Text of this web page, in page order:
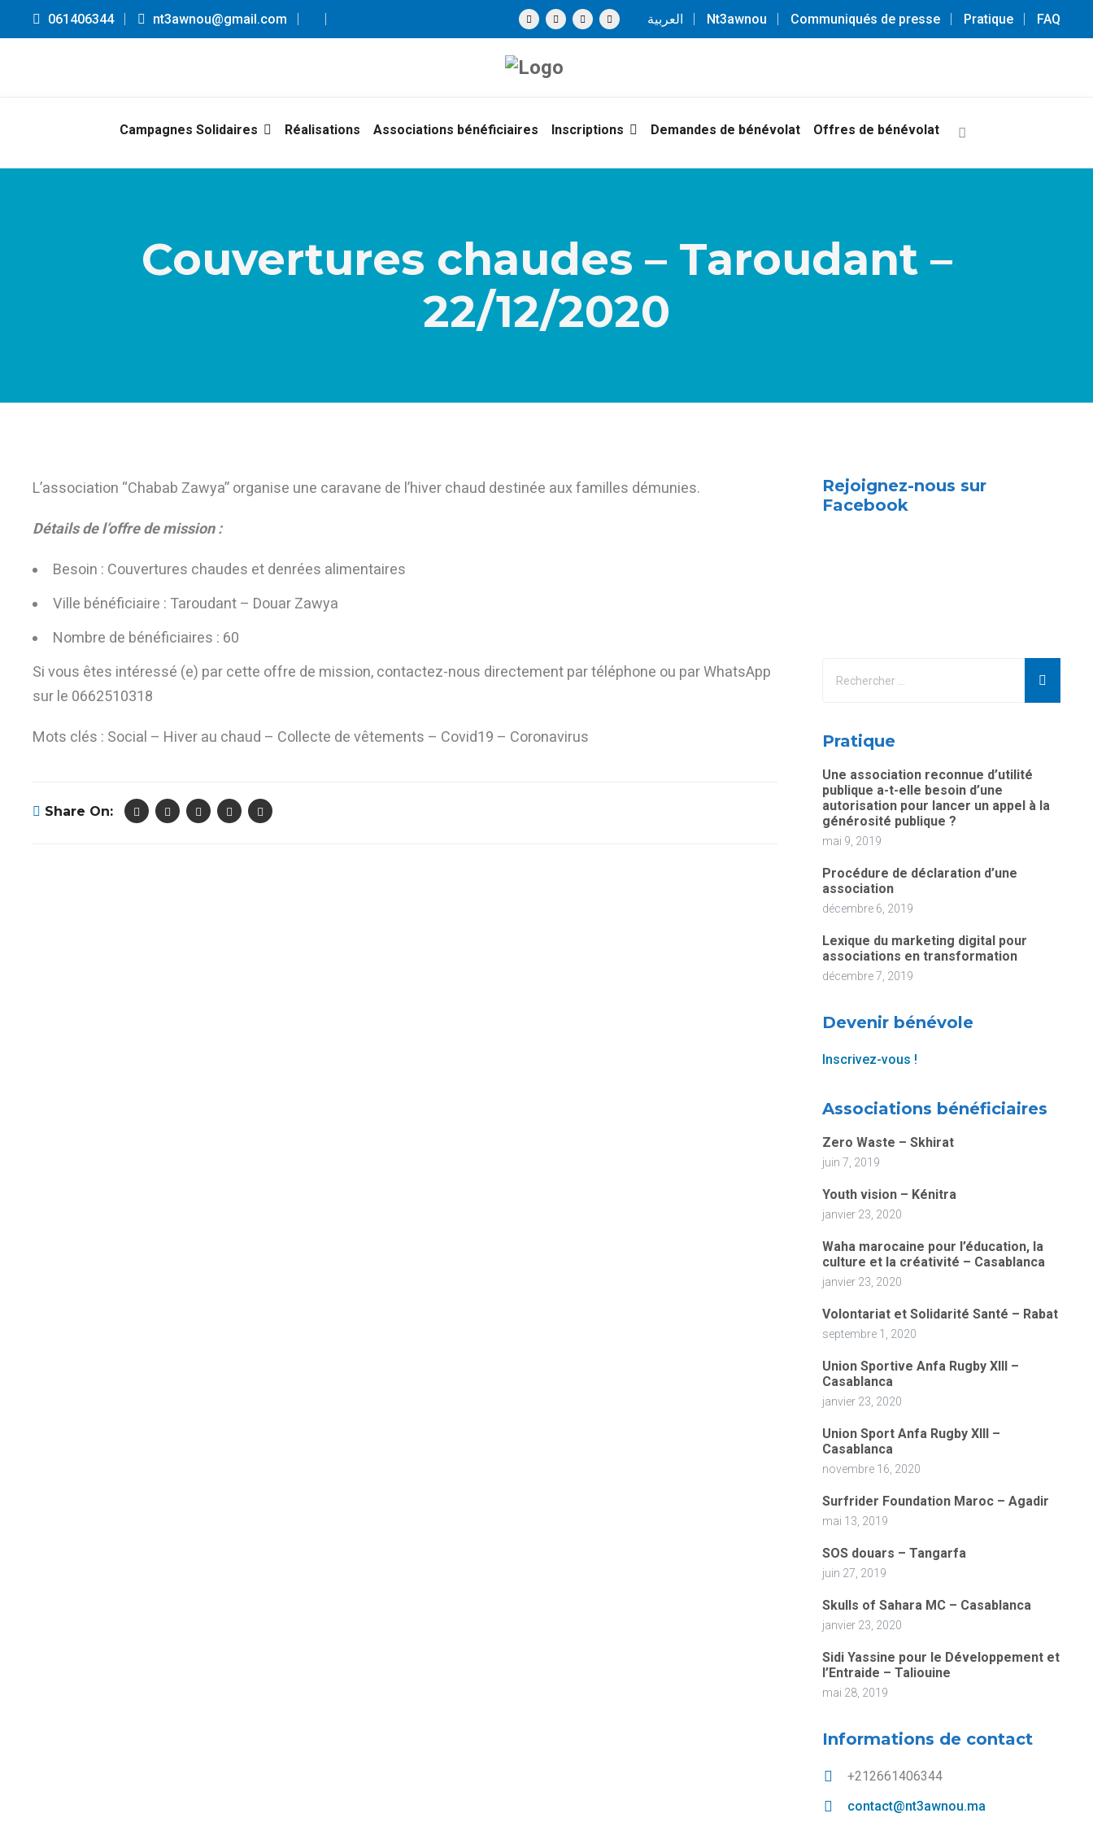
061406344 nt3awnou@gmail.com العربية Nt3awnou Communiqués de presse Pratique FAQ
Campagnes Solidaires Réalisations Associations bénéficiaires Inscriptions Demandes de bénévolat Offres de bénévolat
Couvertures chaudes – Taroudant –
22/12/2020
L’association “Chabab Zawya” organise une caravane de l’hiver chaud destinée aux familles démunies.
Détails de l’offre de mission :
Besoin : Couvertures chaudes et denrées alimentaires
Ville bénéficiaire : Taroudant – Douar Zawya
Nombre de bénéficiaires : 60
Si vous êtes intéressé (e) par cette offre de mission, contactez-nous directement par téléphone ou par WhatsApp
sur le 0662510318
Mots clés : Social – Hiver au chaud – Collecte de vêtements – Covid19 – Coronavirus
Share On:
Rejoignez-nous sur
Facebook
Pratique
Une association reconnue d’utilité
publique a-t-elle besoin d’une
autorisation pour lancer un appel à la
générosité publique ?
mai 9, 2019
Procédure de déclaration d’une
association
décembre 6, 2019
Lexique du marketing digital pour
associations en transformation
décembre 7, 2019
Devenir bénévole
Inscrivez-vous !
Associations bénéficiaires
Zero Waste – Skhirat
juin 7, 2019
Youth vision – Kénitra
janvier 23, 2020
Waha marocaine pour l’éducation, la
culture et la créativité – Casablanca
janvier 23, 2020
Volontariat et Solidarité Santé – Rabat
septembre 1, 2020
Union Sportive Anfa Rugby XIII –
Casablanca
janvier 23, 2020
Union Sport Anfa Rugby XIII –
Casablanca
novembre 16, 2020
Surfrider Foundation Maroc – Agadir
mai 13, 2019
SOS douars – Tangarfa
juin 27, 2019
Skulls of Sahara MC – Casablanca
janvier 23, 2020
Sidi Yassine pour le Développement et
l’Entraide – Taliouine
mai 28, 2019
Informations de contact
+212661406344
contact@nt3awnou.ma